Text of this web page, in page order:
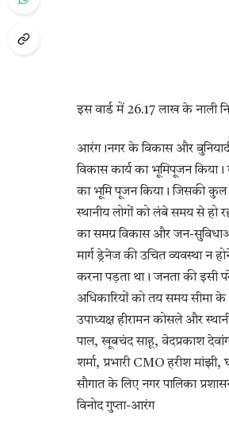
इस वार्ड में 26.17 लाख के नाली
आरंग।नगर के विकास और
विकास कार्य का भूमिपूजन
का भूमि पूजन किया। जिसकी कुल
स्थानीय लोगों को लंबे समय से हो
का समग्र विकास और जन-
मार्ग ड्रेनेज की उचित व्यवस्था न
करना पड़ता था। जनता की इसी
अधिकारियों को तय समय सीमा के
उपाध्यक्ष हीरामन कोसले और
पाल, खूबचंद साहू, वेदप्रकाश
शर्मा, प्रभारी CMO हरीश
सौगात के लिए नगर पालिका
विनोद गुप्ता-आरंग